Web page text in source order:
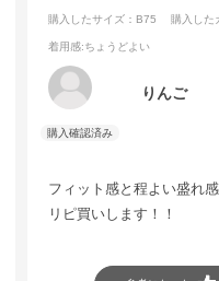
購入したサイズ：B75 購入した
着用感:ちょうどよい
りんご
フィット感と程よい盛れ感
リピ買いします！！